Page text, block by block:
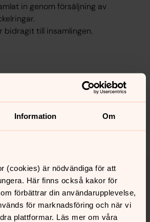
Information Om
(cookies) är nödvändiga för att
Här finns också kakor för
förbättrar din användarupplevelse,
för marknadsföring och när vi
plattformar. Läs mer om våra
in genom försäljning av
bidragit till insamlingen.
frågor på sidans